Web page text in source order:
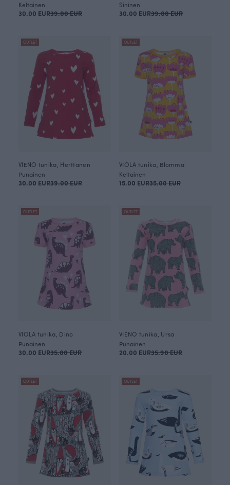
Keltainen
30.00 EUR39.00 EUR
Sininen
30.00 EUR39.00 EUR
OUTLET
VIENO tunika, Herttanen
Punainen
30.00 EUR39.00 EUR
OUTLET
VIOLA tunika, Blomma
Keltainen
15.00 EUR35.00 EUR
OUTLET
VIOLA tunika, Dino
Punainen
30.00 EUR35.00 EUR
OUTLET
VIENO tunika, Ursa
Punainen
20.00 EUR35.90 EUR
OUTLET OUTLET